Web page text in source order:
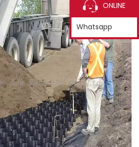
ONLINE
Whatsapp